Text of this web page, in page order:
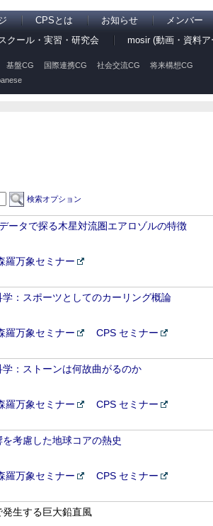
CPSとは お知らせ メンバー
クール・実習・研究会
mosir (動画・資料ア
基盤CG 国際連携CG 社会交流CG
将来構想CG
検索オプション
ータで探る木星対流圏エアロゾルの特徴
羅万象セミナー
学：スポーツとしてのカーリング概論
羅万象セミナー CPS セミナー
学：ストーンは何故曲がるのか
羅万象セミナー CPS セミナー
考慮した地球コアの熱史
羅万象セミナー CPS セミナー
生する巨大鉛直風